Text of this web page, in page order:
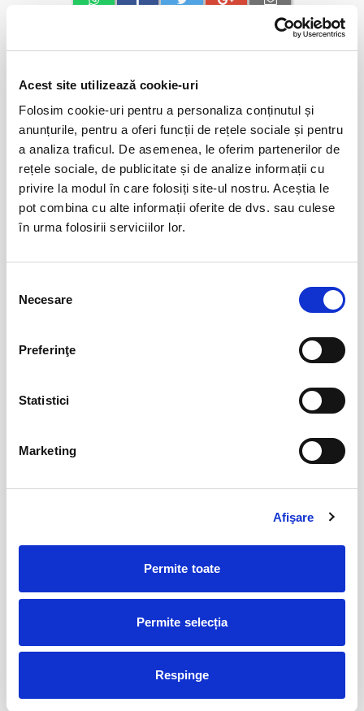
Acest site utilizează cookie-uri
Folosim cookie-uri pentru a personaliza conținutul și
anunțurile, pentru a oferi funcții de rețele sociale și pentru
a analiza traficul. De asemenea, le oferim partenerilor de
rețele sociale, de publicitate și de analize informații cu
privire la modul în care folosiți site-ul nostru. Aceștia le
pot combina cu alte informații oferite de dvs. sau culese
în urma folosirii serviciilor lor.
consimțământului
Necesare
Preferinţe
Statistici
Marketing
Afişare
Permite toate
Permite selecția
Respinge
Summer Well
Buftea
BILETE
07
aug
Marc Euvrie - Nomadic Piano & Cello
14
aug
11
Jazzapella - Concert jazz a capella
Bucuresti
BILETE
The Ultimate ABBA Tribute
oct